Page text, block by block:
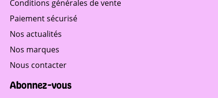
Conditions générales de vente
Paiement sécurisé
Nos actualités
Nos marques
Nous contacter
Abonnez-vous